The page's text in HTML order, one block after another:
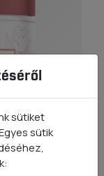
sütiket
sütik